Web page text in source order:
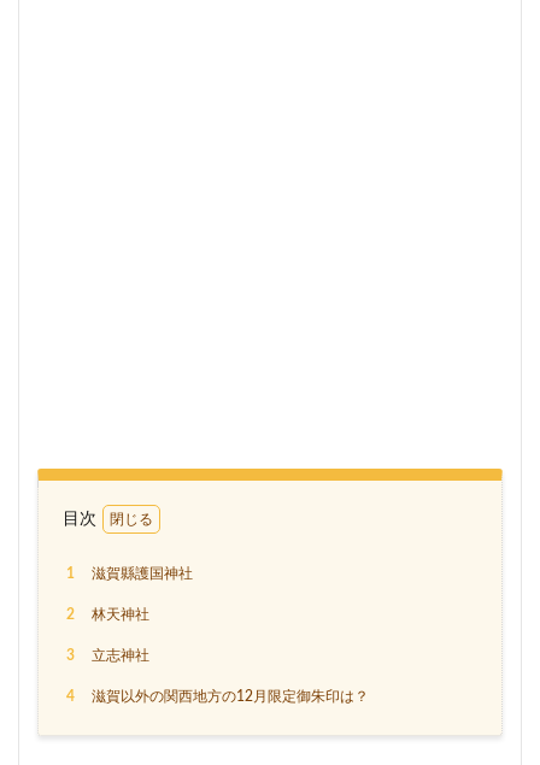
目次
1 滋賀縣護国神社
2 林天神社
3 立志神社
4 滋賀以外の関西地方の12月限定御朱印は？